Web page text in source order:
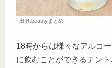
出典:beautyまとめ
18時からは様々なアルコ
に飲むことができるテン